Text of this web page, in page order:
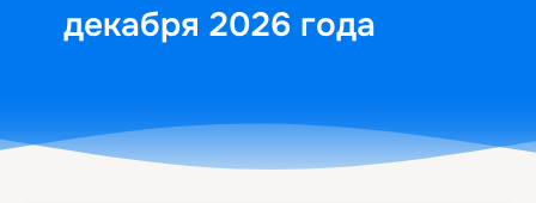
декабря 2026 года